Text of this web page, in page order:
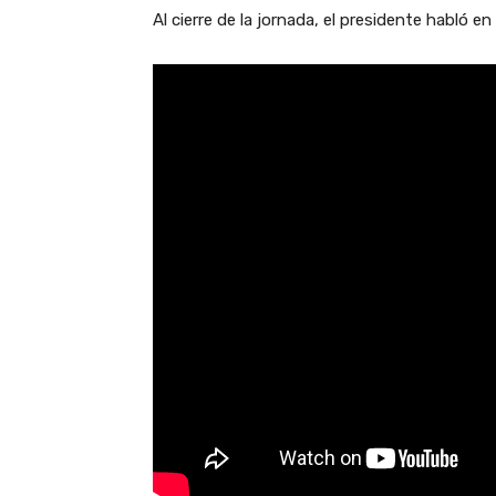
Al cierre de la jornada, el presidente habló en